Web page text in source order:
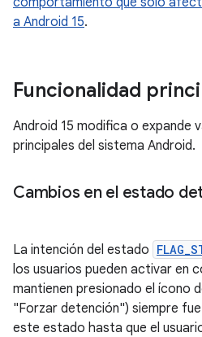
a Android 15.
Funcionalidad
Android 15 modifica o expande
principales del sistema Android.
Cambios en el estado
La intención del estado
los usuarios pueden activar en
mantienen presionado el ícono
"Forzar detención") siempre
este estado hasta que el